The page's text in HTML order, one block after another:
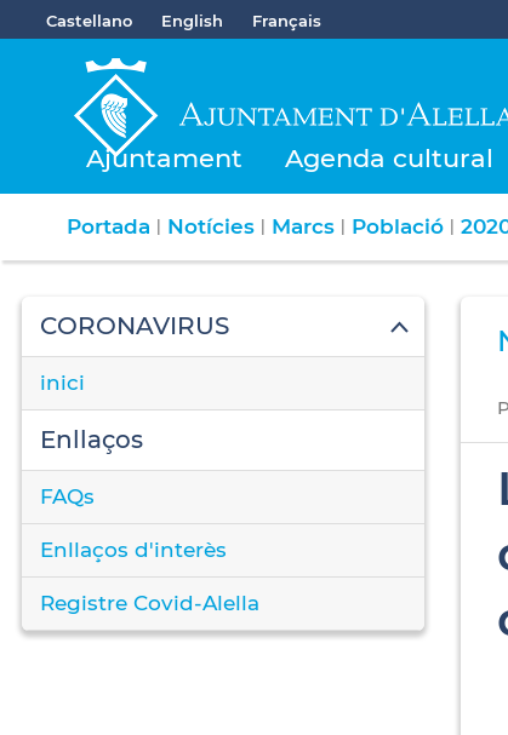
Castellano English Français
Ajuntament Agenda cultural
Portada | Notícies | Marcs | Població |
CORONAVIRUS
inici
Enllaços
FAQs
Enllaços d'interès
Registre Covid-Alella